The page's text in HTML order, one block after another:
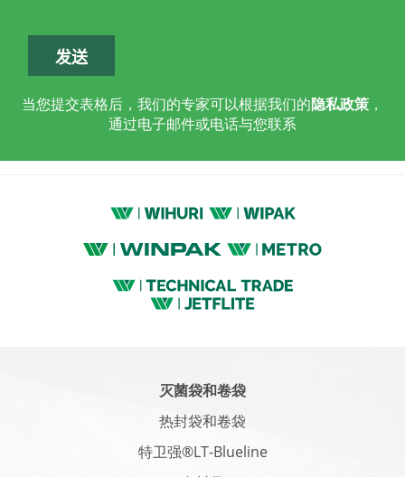
当您提交表格后，我们的专家可以根据我们的隐私政策 ，
通过电子邮件或电话与您联系
灭菌袋和卷袋
热封袋和卷袋
特卫强®LT-Blueline